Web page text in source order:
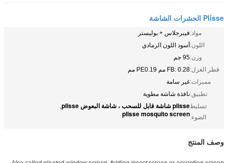
Plisse الحشرات الشاشة
مواد:فيبرجلاس + بوليستر
اللون:أسود اللون الرمادي
وزن:95 جم
قطر الغزل:FB: 0.28 مم PE0.19 مم
مميزات:غير سامة
تطبيق:نافذة شاشة مطوية
تسليط
الضوء:
plisse شاشة قابل للسحب ، شاشة البعوض plisse ,
plisse mosquito screen
وصف المنتج